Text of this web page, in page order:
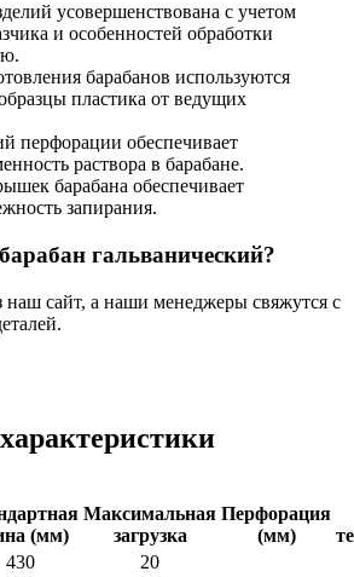
усовершенствована с учетом
и особенностей обработки
барабанов используются
пластика от ведущих
перфорации обеспечивает
раствора в барабане.
барабана обеспечивает
запирания.
гальванический?
наш сайт, а наши менеджеры свяжутся с
(мм)
Максимальная
загрузка
Перфорация
(мм)
430 20